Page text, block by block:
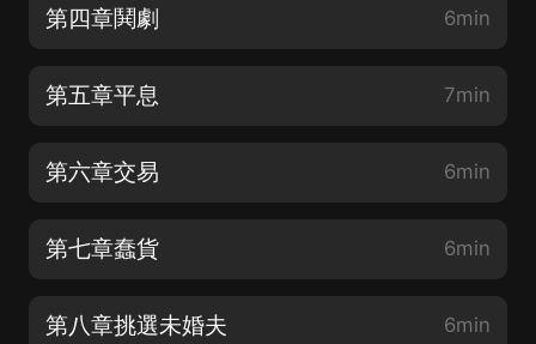
第四章鬨劇 6min
第五章平息 7min
第六章交易 6min
第七章蠢貨 6min
第八章挑選未婚夫 6min